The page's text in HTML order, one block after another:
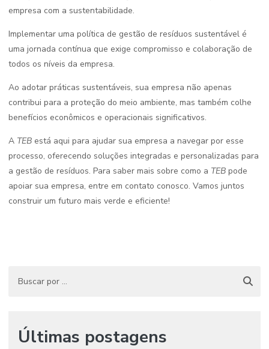
empresa com a sustentabilidade.
Implementar uma política de gestão de resíduos sustentável é
uma jornada contínua que exige compromisso e colaboração de
todos os níveis da empresa.
Ao adotar práticas sustentáveis, sua empresa não apenas
contribui para a proteção do meio ambiente, mas também colhe
benefícios econômicos e operacionais significativos.
A TEB está aqui para ajudar sua empresa a navegar por esse
processo, oferecendo soluções integradas e personalizadas para
a gestão de resíduos. Para saber mais sobre como a TEB pode
apoiar sua empresa, entre em contato conosco. Vamos juntos
construir um futuro mais verde e eficiente!
Últimas postagens